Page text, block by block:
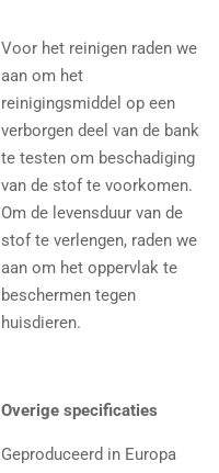
Voor het reinigen raden we
aan om het
reinigingsmiddel op een
verborgen deel van de bank
te testen om beschadiging
van de stof te voorkomen.
Om de levensduur van de
stof te verlengen, raden we
aan om het oppervlak te
beschermen tegen
huisdieren.
Overige specificaties
Geproduceerd in Europa